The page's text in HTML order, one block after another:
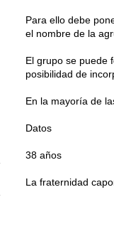
Para ello debe
el nombre de la
El grupo se puede
posibilidad de
En la mayoría de
Datos
38 años
La fraternidad